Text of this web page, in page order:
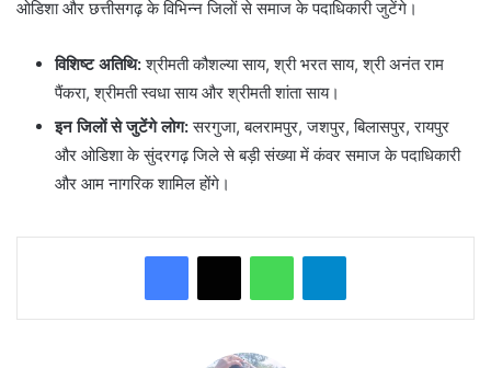
ओडिशा और छत्तीसगढ़ के विभिन्न जिलों से समाज के पदाधिकारी जुटेंगे।
विशिष्ट अतिथि:श्रीमती कौशल्या साय, श्री भरत साय, श्री अनंत राम
पैंकरा, श्रीमती स्वधा साय और श्रीमती शांता साय।
इन जिलों से जुटेंगे लोग:सरगुजा, बलरामपुर, जशपुर, बिलासपुर, रायपुर
और ओडिशा के सुंदरगढ़ जिले से बड़ी संख्या में कंवर समाज के पदाधिकारी
और आम नागरिक शामिल होंगे।
WhatsAppTelegram